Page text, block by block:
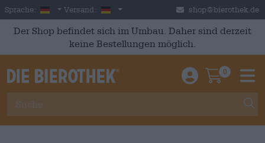
Skip to main content
Sprache: German
Versand: Deutschland shop@bierothek.de
Der Shop befindet sich im Umbau. Daher sind derzeit
keine Bestellungen möglich.
Einloggen /
0